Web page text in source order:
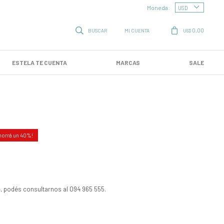
ESTELA TE CUENTA MARCAS SALE
USD 0,00
Moneda:
40
podés consultarnos al 094 965 555.